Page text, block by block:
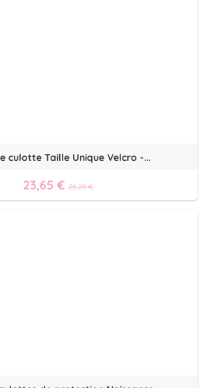
culotte Taille Unique Velcro -...
23,65 € 26,28 €